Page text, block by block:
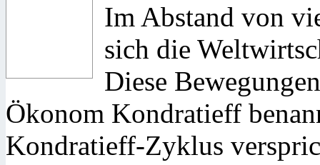
Im Abstand von
sich die
Diese
Ökonom Kondratieff
Kondratieff-Zyklus